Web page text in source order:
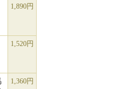
1,890円
1,520円
1,360円